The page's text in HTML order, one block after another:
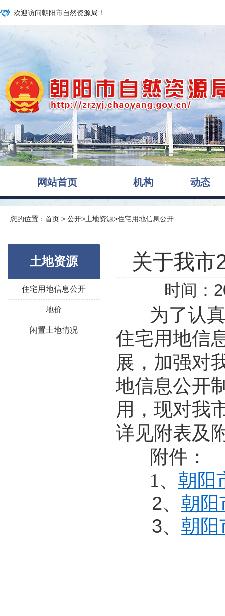
欢迎访问朝阳市自然资源局！
网站首页 机构 动态
您的位置： 首页 > 公开>土地资源>住宅用地信息公开
土地资源
住宅用地信息公开
地价
闲置土地情况
关于我市
时间：
为了认
住宅用地信
展，加强对
地信息公开
用，现对我
详见附表及
附件：
1、 朝阳
2、 朝阳
3、 朝阳